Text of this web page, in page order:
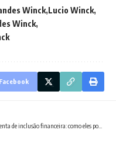
Winck Lucio Winck
Winck
Facebook
financeira: como eles podem democratizar o crédito?